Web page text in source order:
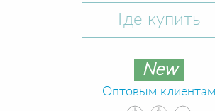
Где купить
New
Оптовым клиентам